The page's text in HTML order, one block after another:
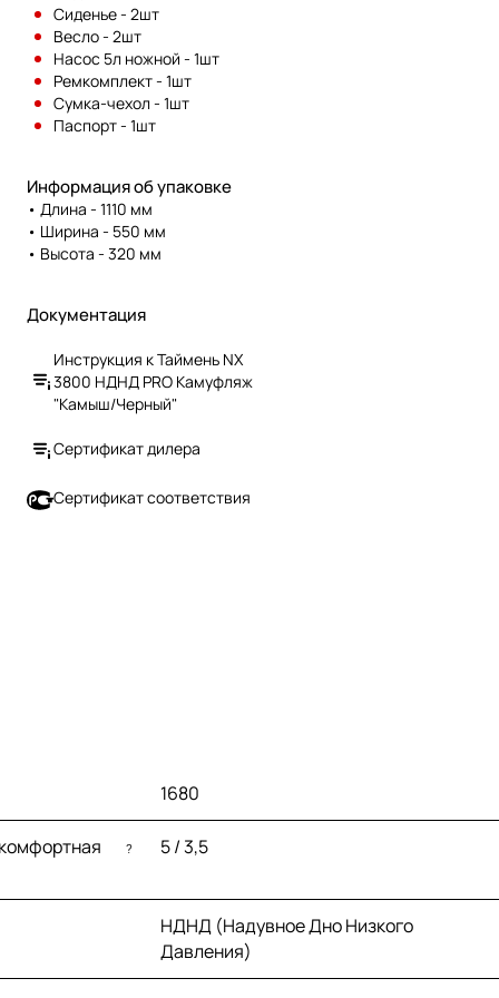
совершенно не деформируется
при длительном хранении.
регион страны. Чтобы задать
вопрос или получить
дополнительные сведения о
каждом товаре, обращайтесь к
нашим специалистам по
телефону, указанному на
сайте.
Сиденье - 2шт
Весло - 2шт
Насос 5л ножной - 1шт
Ремкомплект - 1шт
Сумка-чехол - 1шт
Паспорт - 1шт
Информация об упаковке
• Длина - 1110 мм
• Ширина - 550 мм
• Высота - 320 мм
Документация
Инструкция к Таймень NX
3800 НДНД PRO Камуфляж
"Камыш/Черный"
Сертификат дилера
Сертификат соответствия
1680
? 5 / 3,5
НДНД (Надувное Дно Низкого
Давления)